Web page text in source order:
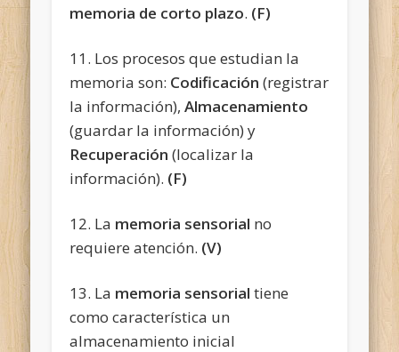
memoria de corto plazo. (F)
11. Los procesos que estudian la
memoria son: Codificación (registrar
la información),Almacenamiento
(guardar la información) y
Recuperación (localizar la
información). (F)
12. La memoria sensorial no
requiere atención. (V)
13. La memoria sensorial tiene
como característica un
almacenamiento inicial